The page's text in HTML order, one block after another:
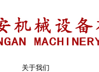
关于我们